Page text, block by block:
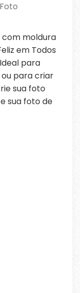
moldura
em Todos
para
para criar
sua foto
sua foto de